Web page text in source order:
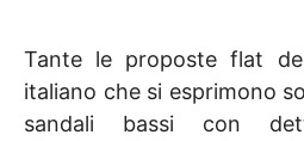
Tante le proposte flat
italiano che si esprimono
sandali bassi con